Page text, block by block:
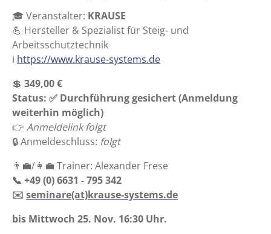
🎓 Veranstalter: KRAUSE
💪 Hersteller & Spezialist für Steig- und
Arbeitsschutztechnik
ℹ️ https://www.krause-systems.de
💲 349,00 €
Status: ✅ Durchführung gesichert (Anmeldung
weiterhin möglich)
👉 ️ Anmeldelink folgt
🔒 Anmeldeschluss: folgt
👨‍💼/👩‍💼 Trainer: Alexander Frese
📞 +49 (0) 6631 - 795 342
✉️ seminare(at)krause-systems.de
bis Mittwoch 25. Nov. 16:30 Uhr.